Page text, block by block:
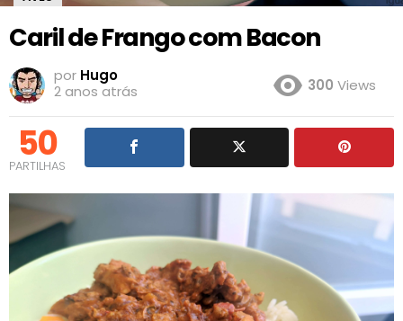
Caril de Frango com Bacon
por Hugo
2 anos atrás
300 Views
50
PARTILHAS